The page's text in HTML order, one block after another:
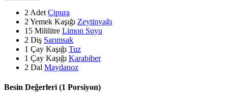
2 Adet Çipura
2 Yemek Kaşığı Zeytinyağı
15 Mililitre Limon Suyu
2 Diş Sarımsak
1 Çay Kaşığı Tuz
1 Çay Kaşığı Karabiber
2 Dal Maydanoz
Besin Değerleri (1 Porsiyon)